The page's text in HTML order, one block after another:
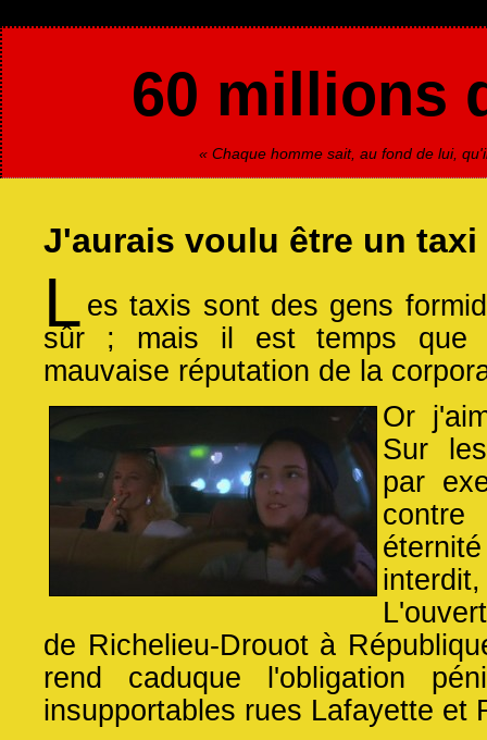
60 millions
« Chaque homme sait, au fond de lui,
J'aurais voulu être un taxi
L es taxis sont des gens
sûr ; mais il est temps que
mauvaise réputation de la
Or
Sur
par
contre
de Richelieu-Drouot à
rend caduque l'obligation
insupportables rues Lafayette et